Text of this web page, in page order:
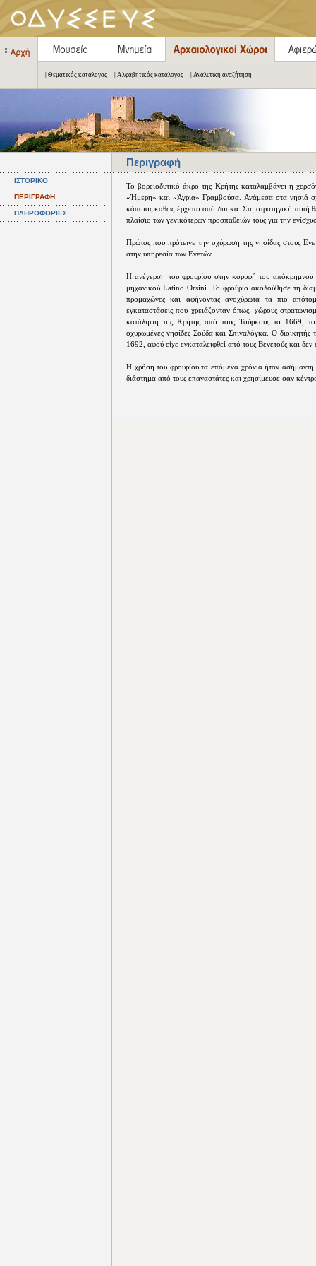
| Θεματικός κατάλογος | Αλφαβητικός κατάλογος | Αναλυτική αναζήτηση
Περιγραφή
ΙΣΤΟΡΙΚΟ
ΠΕΡΙΓΡΑΦΗ
ΠΛΗΡΟΦΟΡΙΕΣ
Το βορειοδυτικό άκρο της Κρήτης καταλαμβάνει η
«Ήμερη» και «Άγρια» Γραμβούσα. Ανάμεσα στα νησιά
κάποιος καθώς έρχεται από δυτικά. Στη στρατηγική
πλαίσιo των γενικότερων προσπαθειών τους για την
Πρώτος που πρότεινε την οχύρωση της νησίδας στους
στην υπηρεσία των Ενετών.
Η ανέγερση του φρουρίου στην κορυφή του απόκρημνου
μηχανικού Latino Orsini. Το φρούριο ακολούθησε τη
προμαχώνες και αφήνοντας ανοχύρωτα τα πιο
εγκαταστάσεις που χρειάζονταν όπως, χώρους
κατάληψη της Κρήτης από τους Τούρκους το 1669,
οχυρωμένες νησίδες Σούδα και Σπιναλόγκα. Ο
1692, αφού είχε εγκαταλειφθεί από τους Βενετούς και
Η χρήση του φρουρίου τα επόμενα χρόνια ήταν
διάστημα από τους επαναστάτες και χρησίμευσε σαν